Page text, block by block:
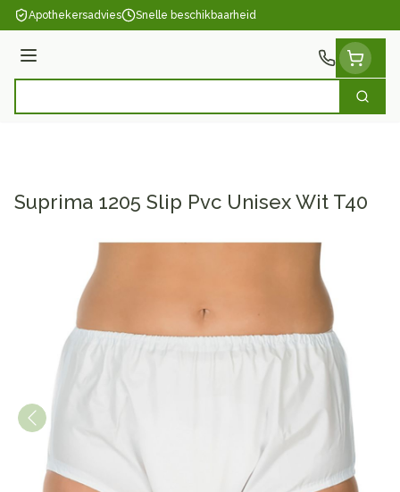
Ga naar de inhoud
Apothekersadvies Snelle beschikbaarheid
Menu
Zoek
Suprima 1205 Slip Pvc Unisex Wit T40